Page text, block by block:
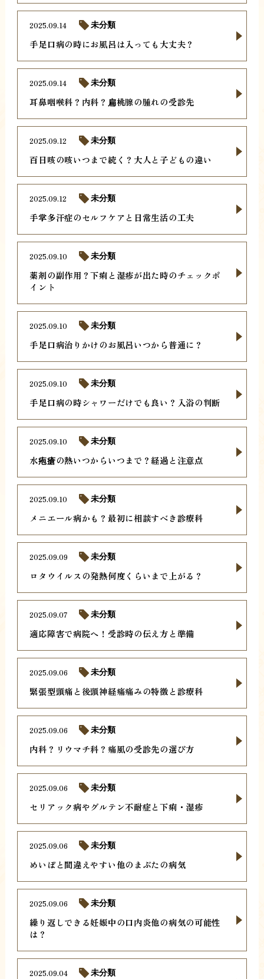
手足口病の時にお風呂は入っても大丈夫？
2025.09.14 未分類
耳鼻咽喉科？内科？扁桃腺の腫れの受診先
2025.09.14 未分類
百日咳の咳いつまで続く？大人と子どもの違い
2025.09.12 未分類
手掌多汗症のセルフケアと日常生活の工夫
2025.09.12 未分類
薬剤の副作用？下痢と湿疹が出た時のチェックポ
イント
2025.09.10 未分類
手足口病治りかけのお風呂いつから普通に？
2025.09.10 未分類
手足口病の時シャワーだけでも良い？入浴の判断
2025.09.10 未分類
水疱瘡の熱いつからいつまで？経過と注意点
2025.09.10 未分類
メニエール病かも？最初に相談すべき診療科
2025.09.10 未分類
ロタウイルスの発熱何度くらいまで上がる？
2025.09.09 未分類
適応障害で病院へ！受診時の伝え方と準備
2025.09.07 未分類
緊張型頭痛と後頭神経痛痛みの特徴と診療科
2025.09.06 未分類
内科？リウマチ科？痛風の受診先の選び方
2025.09.06 未分類
セリアック病やグルテン不耐症と下痢・湿疹
2025.09.06 未分類
めいぼと間違えやすい他のまぶたの病気
2025.09.06 未分類
繰り返しできる妊娠中の口内炎他の病気の可能性
は？
2025.09.06 未分類
2025.09.04 未分類